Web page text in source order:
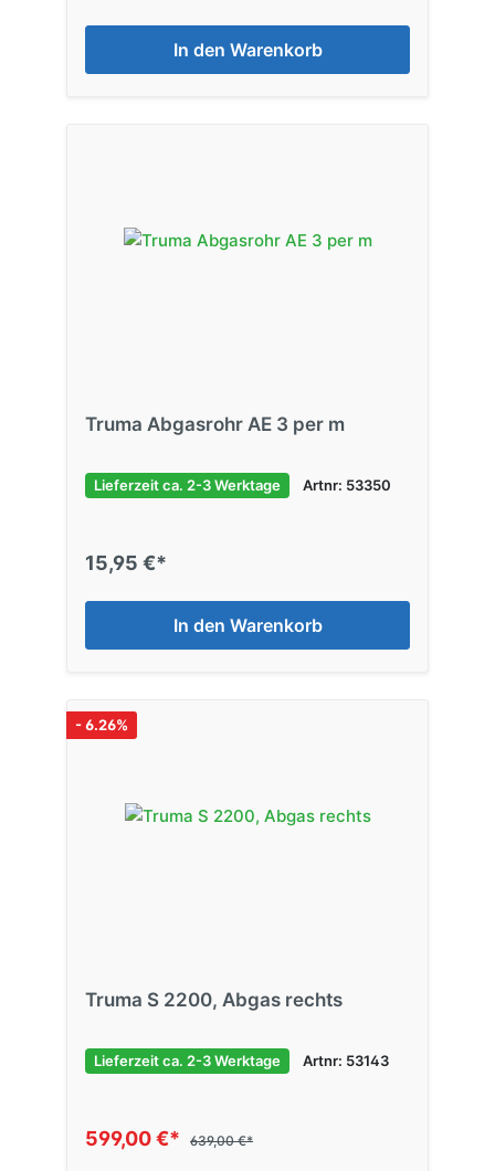
In den Warenkorb
Truma Abgasrohr AE 3 per m
Lieferzeit ca. 2-3 Werktage Artnr: 53350
15,95 €*
In den Warenkorb
- 6.26%
Truma S 2200, Abgas rechts
Lieferzeit ca. 2-3 Werktage Artnr: 53143
599,00 €* 639,00 €*